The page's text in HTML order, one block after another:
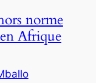
norme
Afrique